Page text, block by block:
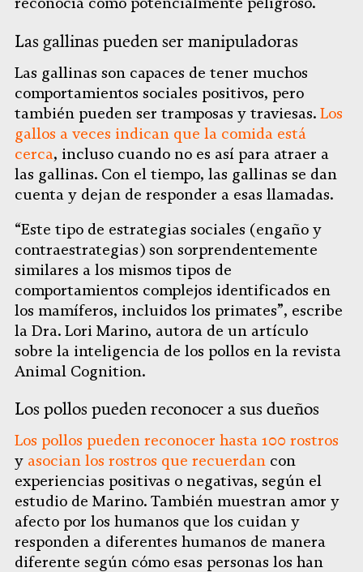
reconocía como potencialmente peligroso.
Las gallinas pueden ser manipuladoras
Las gallinas son capaces de tener muchos
comportamientos sociales positivos, pero
también pueden ser tramposas y traviesas. Los
gallos a veces indican que la comida está
cerca, incluso cuando no es así para atraer a
las gallinas. Con el tiempo, las gallinas se dan
cuenta y dejan de responder a esas llamadas.
“Este tipo de estrategias sociales (engaño y
contraestrategias) son sorprendentemente
similares a los mismos tipos de
comportamientos complejos identificados en
los mamíferos, incluidos los primates”, escribe
la Dra. Lori Marino, autora de un artículo
sobre la inteligencia de los pollos en la revista
Animal Cognition.
Los pollos pueden reconocer a sus dueños
Los pollos pueden reconocer hasta 100 rostros
y asocian los rostros que recuerdan con
experiencias positivas o negativas, según el
estudio de Marino. También muestran amor y
afecto por los humanos que los cuidan y
responden a diferentes humanos de manera
diferente según cómo esas personas los han